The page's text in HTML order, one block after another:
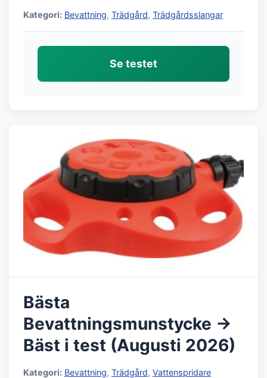
Kategori: Bevattning, Trädgård, Trädgårdsslangar
Se testet
Bästa
Bevattningsmunstycke →
Bäst i test (Augusti 2026)
Kategori: Bevattning, Trädgård, Vattenspridare